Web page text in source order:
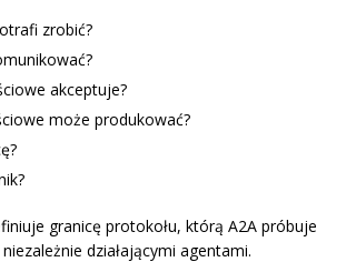
zrobić?
akceptuje?
może produkować?
granicę protokołu, którą A2A próbuje
działającymi agentami.